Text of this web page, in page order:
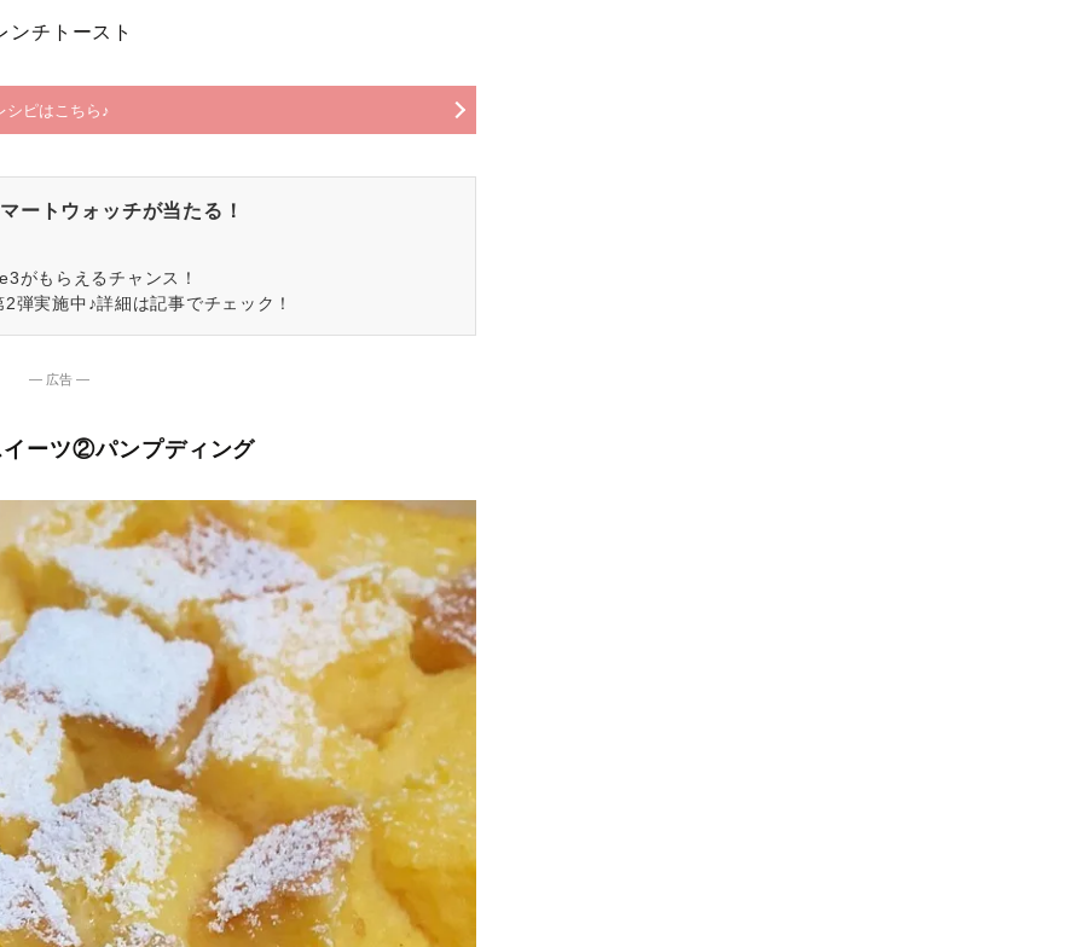
チトースト
シピはこちら♪
ートウォッチが当たる！
がもらえるチャンス！
弾実施中♪詳細は記事でチェック！
― 広告 ―
イーツ②パンプディング